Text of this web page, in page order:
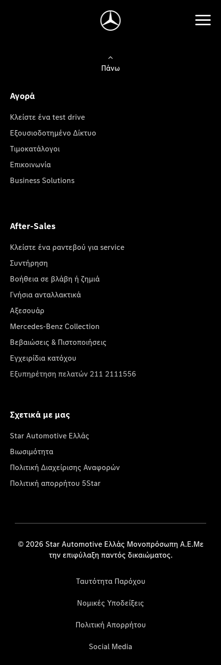
Πάνω
Αγορά
Κλείστε ένα test drive
Εξουσιοδοτημένο Δίκτυο
Τιμοκατάλογοι
Επικοινωνία
Business Solutions
After-Sales
Κλείστε ένα ραντεβού για service
Συντήρηση
Βοήθεια σε βλάβη ή ζημιά
Γνήσια ανταλλακτικά
Αξεσουάρ
Mercedes-Benz Collection
Βεβαιώσεις & Πιστοποιήσεις
Εγχειρίδια κατόχου
Εξυπηρέτηση πελατών 211 2111556
Σχετικά με μας
Star Automotive Ελλάς
Βιωσιμότητα
Πολιτική Διαχείρισης Αναφορών
Πολιτική απορρήτου 5Star
© 2026 Star Automotive Ελλάς Μονοπρόσωπη Α.Ε.Με
την επιφύλαξη παντός δικαιώματος.
Ταυτότητα Παρόχου
Νομικές Υποδείξεις
Πολιτική Απορρήτου
Social Media